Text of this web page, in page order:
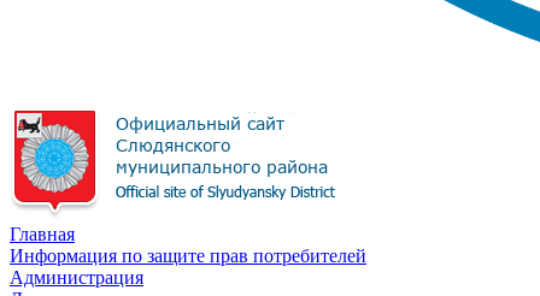
Главная
Информация по защите прав потребителей
Администрация